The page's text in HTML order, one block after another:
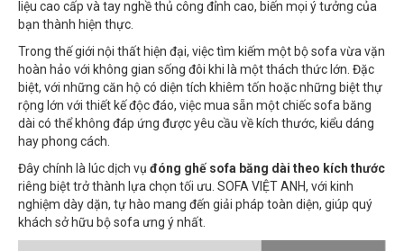
liệu cao cấp và tay nghề thủ công đỉnh cao, biến mọi ý tưởng của
bạn thành hiện thực.
Trong thế giới nội thất hiện đại, việc tìm kiếm một bộ sofa vừa vặn
hoàn hảo với không gian sống đôi khi là một thách thức lớn. Đặc
biệt, với những căn hộ có diện tích khiêm tốn hoặc những biệt thự
rộng lớn với thiết kế độc đáo, việc mua sẵn một chiếc sofa băng
dài có thể không đáp ứng được yêu cầu về kích thước, kiểu dáng
hay phong cách.
Đây chính là lúc dịch vụ đóng ghế sofa băng dài theo kích thước
riêng biệt trở thành lựa chọn tối ưu. SOFA VIỆT ANH, với kinh
nghiệm dày dặn, tự hào mang đến giải pháp toàn diện, giúp quý
khách sở hữu bộ sofa ưng ý nhất.